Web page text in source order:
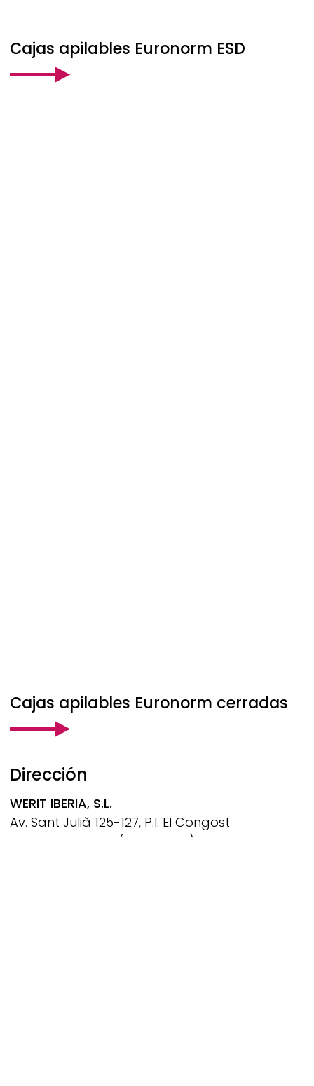
Cajas apilables Euronorm ESD
Cajas apilables Euronorm cerradas
Dirección
WERIT IBERIA, S.L.
Av. Sant Julià 125-127, P.I. El Congost
08403 Granollers (Barcelona)